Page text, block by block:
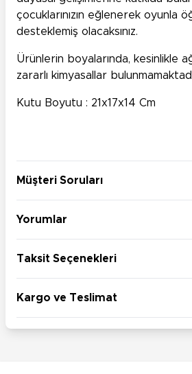
çocuklarınızın eğlenerek oyunla
desteklemiş olacaksınız.
Ürünlerin boyalarında, kesinlikle
zararlı kimyasallar
Kutu Boyutu : 21x17x14 Cm
Müşteri Soruları
Yorumlar
Taksit Seçenekleri
Kargo ve Teslimat